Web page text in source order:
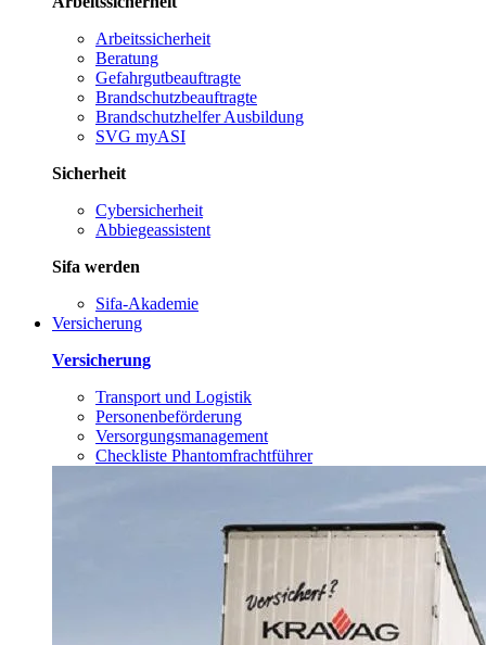
Arbeitssicherheit
Beratung
Gefahrgutbeauftragte
Brandschutzbeauftragte
Brandschutzhelfer Ausbildung
SVG myASI
Sicherheit
Cybersicherheit
Abbiegeassistent
Sifa werden
Sifa-Akademie
Versicherung
Versicherung
Transport und Logistik
Personenbeförderung
Versorgungsmanagement
Checkliste Phantomfrachtführer